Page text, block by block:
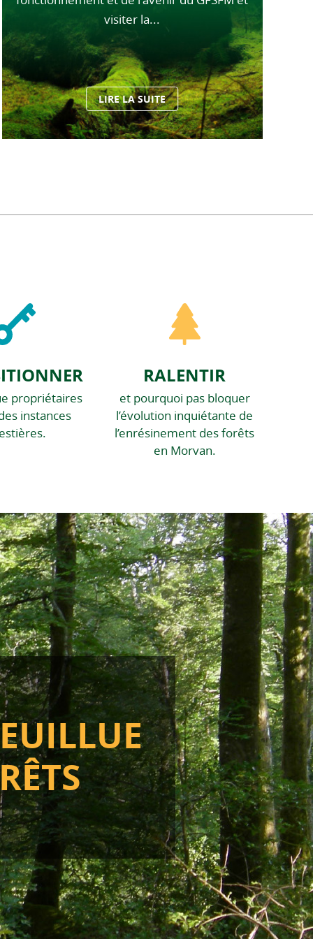
visiter la...
LIRE LA SUITE
propriétaires
instances
RALENTIR
et pourquoi pas bloquer
l’évolution inquiétante de
l’enrésinement des forêts
en Morvan.